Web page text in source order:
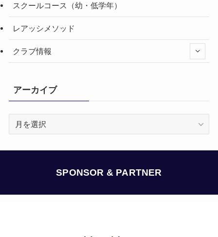
スクールコース（幼・低学年）
レアッシメソッド
クラブ情報
アーカイブ
SPONSOR & PARTNER